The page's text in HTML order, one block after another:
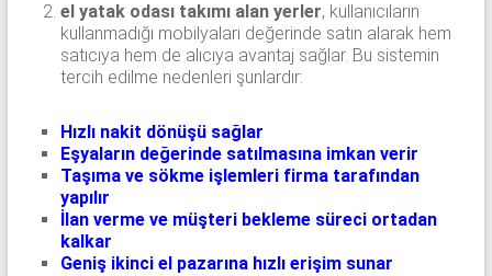
el yatak odası takımı alan yerler, kullanıcıların
kullanmadığı mobilyaları değerinde satın alarak hem
satıcıya hem de alıcıya avantaj sağlar. Bu sistemin
tercih edilme nedenleri şunlardır:
Hızlı nakit dönüşü sağlar
Eşyaların değerinde satılmasına imkan verir
Taşıma ve sökme işlemleri firma tarafından
yapılır
İlan verme ve müşteri bekleme süreci ortadan
kalkar
Geniş ikinci el pazarına hızlı erişim sunar